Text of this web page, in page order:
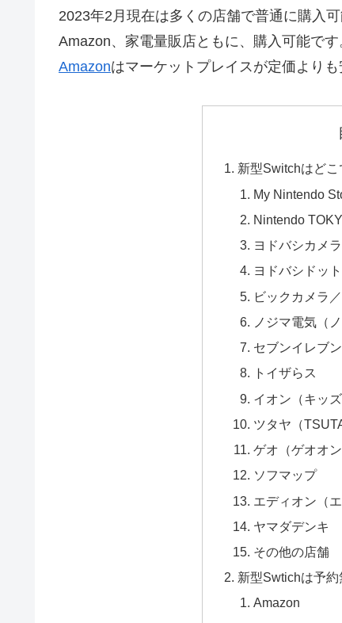
2023年2月現在は多くの店舗で普通に購入可
Amazon、家電量販店ともに、購入可能です
Amazonはマーケットプレイスが定価よりも
新型Switchはどこ
My Nintendo
Nintendo
ヨドバシカメラ
ヨドバシドッ
ビックカメラ
ノジマ電気（
セブンイレブ
トイザらス
イオン（キッ
ツタヤ（
ゲオ（ゲオオン
ソフマップ
エディオン（
ヤマダデンキ
その他の店舗
新型Swtichは予約
Amazon